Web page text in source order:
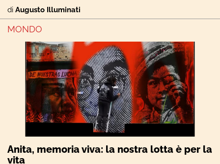
di Augusto Illuminati
MONDO
Anita, memoria viva: la nostra lotta è per la
vita